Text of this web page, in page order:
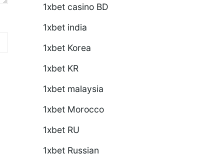
1xbet casino BD
1xbet india
1xbet Korea
1xbet KR
1xbet malaysia
1xbet Morocco
1xbet RU
1xbet Russian